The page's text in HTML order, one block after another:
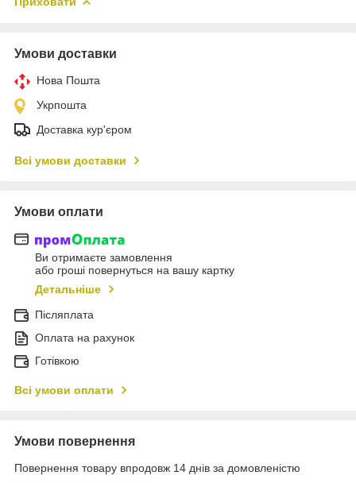
Умови доставки
Нова Пошта
Укрпошта
Доставка кур'єром
Всі умови доставки
Умови оплати
Ви отримаєте замовлення
або гроші повернуться на вашу картку
Детальніше
Післяплата
Оплата на рахунок
Готівкою
Всі умови оплати
Умови повернення
Повернення товару впродовж 14 днів за домовленістю